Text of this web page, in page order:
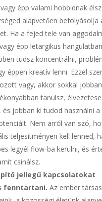
épp valami hobbidnak
alapvetően befolyásolja
Ha a fejed tele van
épp letargikus
tudsz koncentrálni,
éppen kreatív lenni. Ezzel
vagy, akkor sokkal
tanulsz,
és jobban ki tudod használni a
Nem arról van szó,
teljesítményen kell lenned,
legyél flow-ba kerülni, és
csinálsz.
jellegű kapcsolatokat
fenntartani. Az ember